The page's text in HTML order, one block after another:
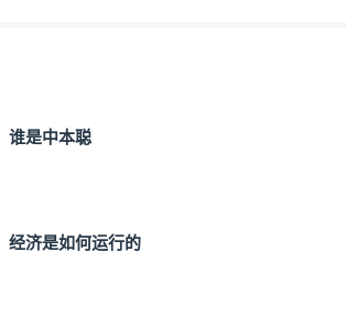
谁是中本聪
经济是如何运行的